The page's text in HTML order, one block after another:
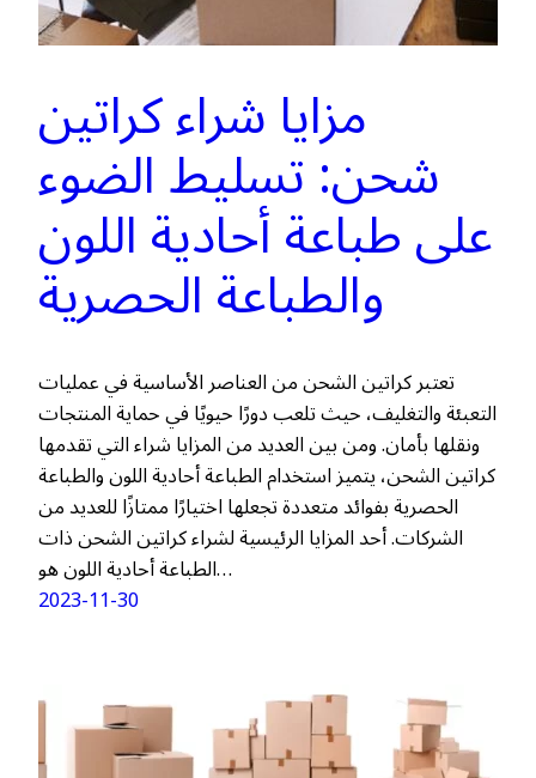
مزايا شراء كراتين
شحن: تسليط الضوء
على طباعة أحادية اللون
والطباعة الحصرية
تعتبر كراتين الشحن من العناصر الأساسية في عمليات
التعبئة والتغليف، حيث تلعب دورًا حيويًا في حماية المنتجات
ونقلها بأمان. ومن بين العديد من المزايا شراء التي تقدمها
كراتين الشحن، يتميز استخدام الطباعة أحادية اللون والطباعة
الحصرية بفوائد متعددة تجعلها اختيارًا ممتازًا للعديد من
الشركات. أحد المزايا الرئيسية لشراء كراتين الشحن ذات
الطباعة أحادية اللون هو…
2023-11-30